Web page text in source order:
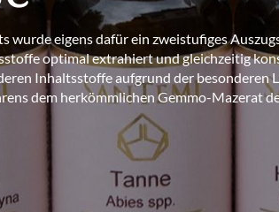
wurde eigens dafür ein zweistufiges
optimal extrahiert und gleichzeitig
Inhaltsstoffe aufgrund der besonderen
dem herkömmlichen Gemmo-Mazerat